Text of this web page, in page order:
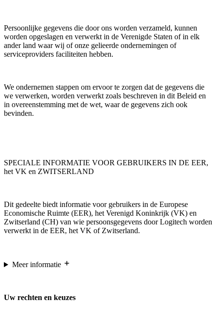
Persoonlijke gegevens die door ons worden verzameld, kunnen
worden opgeslagen en verwerkt in de Verenigde Staten of in elk
ander land waar wij of onze gelieerde ondernemingen of
serviceproviders faciliteiten hebben.
We ondernemen stappen om ervoor te zorgen dat de gegevens die
we verwerken, worden verwerkt zoals beschreven in dit Beleid en
in overeenstemming met de wet, waar de gegevens zich ook
bevinden.
SPECIALE INFORMATIE VOOR GEBRUIKERS IN DE EER,
het VK en ZWITSERLAND
Dit gedeelte biedt informatie voor gebruikers in de Europese
Economische Ruimte (EER), het Verenigd Koninkrijk (VK) en
Zwitserland (CH) van wie persoonsgegevens door Logitech worden
verwerkt in de EER, het VK of Zwitserland.
Meer informatie
Uw rechten en keuzes